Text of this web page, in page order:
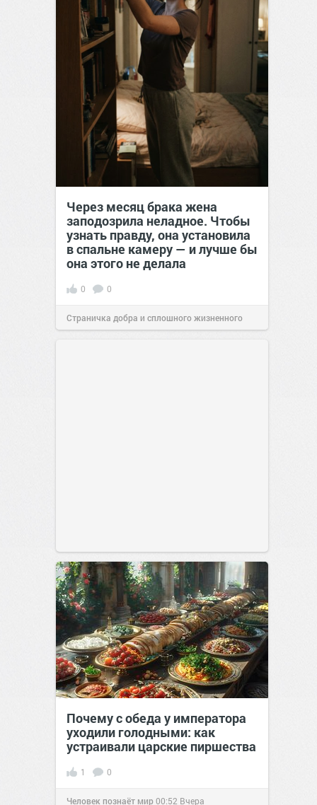
Через месяц брака жена
заподозрила неладное. Чтобы
узнать правду, она установила
в спальне камеру — и лучше бы
она этого не делала
0 0
Страничка добра и сплошного жизненного
Почему с обеда у императора
уходили голодными: как
устраивали царские пиршества
1 0
Человек познаёт мир00:52 Вчера